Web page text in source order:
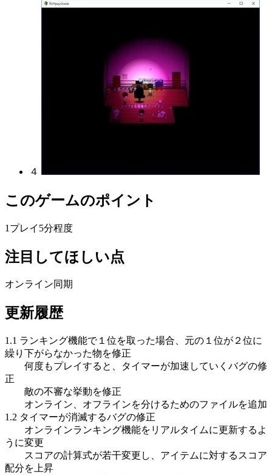
４
このゲームのポイント
1プレイ5分程度
注目してほしい点
オンライン同期
更新履歴
1.1 ランキング機能で１位を取った場合、元の１位が２位に
繰り下がらなかった物を修正
何度もプレイすると、タイマーが加速していくバグの修
正
敵の不審な挙動を修正
オンライン、オフラインを分けるためのファイルを追加
1.2 タイマーが消滅するバグの修正
オンラインランキング機能をリアルタイムに更新するよ
うに変更
スコアの計算式が若干変更し、アイテムに対するスコア
配分を上昇